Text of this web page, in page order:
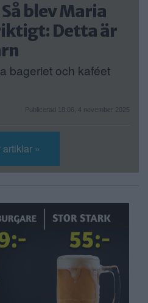
blev Maria
Detta är
bageriet och kaféet
Publicerad 18:06, 4 november 2025
artiklar »